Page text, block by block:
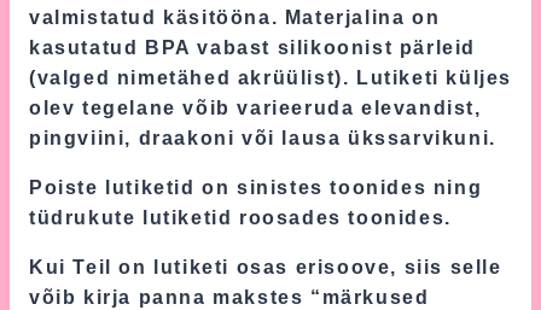
valmistatud käsitööna. Materjalina on
kasutatud BPA vabast silikoonist pärleid
(valged nimetähed akrüülist). Lutiketi küljes
olev tegelane võib varieeruda elevandist,
pingviini, draakoni või lausa ükssarvikuni.
Poiste lutiketid on sinistes toonides ning
tüdrukute lutiketid roosades toonides.
Kui Teil on lutiketi osas erisoove, siis selle
võib kirja panna makstes “märkused